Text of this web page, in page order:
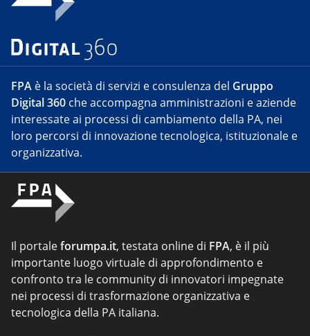
FPA è la società di servizi e consulenza del Gruppo
Digital 360 che accompagna amministrazioni e aziende
interessate ai processi di cambiamento della PA, nei
loro percorsi di innovazione tecnologica, istituzionale e
organizzativa.
Il portaleforumpa.it, testata online di FPA, è il più
importante luogo virtuale di approfondimento e
confronto tra le community di innovatori impegnate
nei processi di trasformazione organizzativa e
tecnologica della PA italiana.